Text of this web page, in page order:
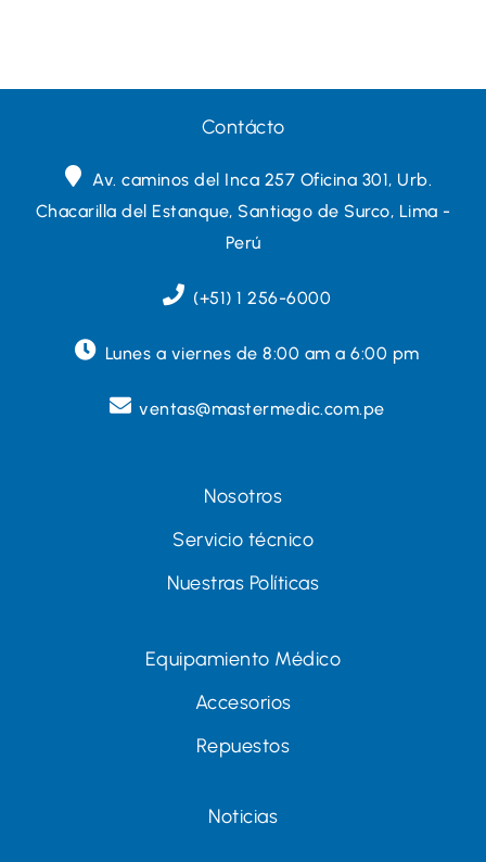
Contácto
Av. caminos del Inca 257 Oficina 301, Urb.
Chacarilla del Estanque, Santiago de Surco, Lima -
Perú
(+51) 1 256-6000
Lunes a viernes de 8:00 am a 6:00 pm
ventas@mastermedic.com.pe
Nosotros
Servicio técnico
Nuestras Políticas
Equipamiento Médico
Accesorios
Repuestos
Noticias